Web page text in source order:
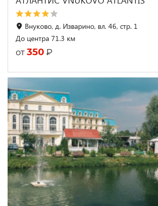
Внуково, д. Изварино, вл. 46, стр. 1
До центра 71.3 км
от 350 ₽